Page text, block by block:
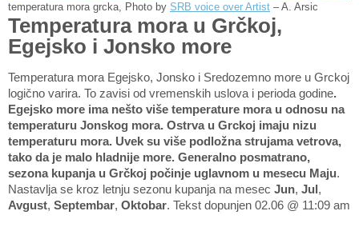
temperatura mora grcka, Photo by SRB voice over Artist – A. Arsic
Temperatura mora u Grčkoj,
Egejsko i Jonsko more
Temperatura mora Egejsko, Jonsko i Sredozemno more u Grckoj
logično varira. To zavisi od vremenskih uslova i perioda godine.
Egejsko more ima nešto više temperature mora u odnosu na
temperaturu Jonskog mora. Ostrva u Grckoj imaju nizu
temperaturu mora. Uvek su više podložna strujama vetrova,
tako da je malo hladnije more. Generalno posmatrano,
sezona kupanja u Grčkoj počinje uglavnom u mesecu Maju.
Nastavlja se kroz letnju sezonu kupanja na mesec Jun, Jul,
Avgust, Septembar, Oktobar. Tekst dopunjen 02.06 @ 11:09 am